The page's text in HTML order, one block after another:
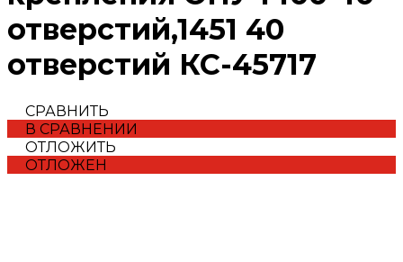
отверстий,1451 40
отверстий КС-45717
СРАВНИТЬ
В СРАВНЕНИИ
ОТЛОЖИТЬ
ОТЛОЖЕН